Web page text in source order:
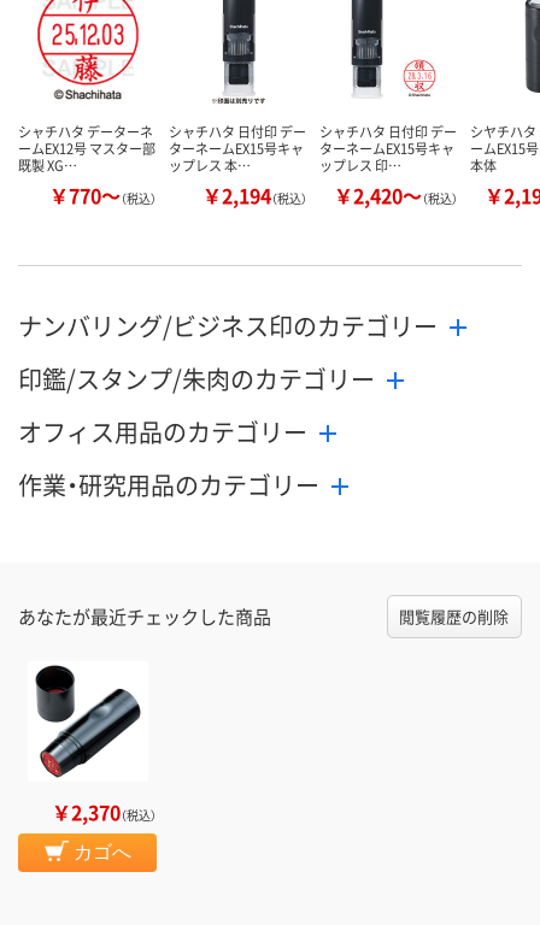
シャチハタ データーネ
ームEX12号 マスター部
既製 XG…
￥770～（税込）
シャチハタ 日付印 デー
ターネームEX15号キャ
ップレス 本…
￥2,194（税込）
シャチハタ 日付印 デー
ターネームEX15号キャ
ップレス 印…
￥2,420～（税込）
シヤチハ
ームEX15
本体
￥
ナンバリング/ビジネス印のカテゴリー
印鑑/スタンプ/朱肉のカテゴリー
オフィス用品のカテゴリー
作業・研究用品のカテゴリー
あなたが最近チェックした商品 閲覧履歴の削除
￥2,370（税込）
カゴへ